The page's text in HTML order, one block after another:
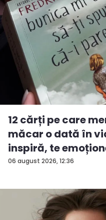
06 august 2026, 12:36
12 cărți pe care
măcar o dată în
inspiră, te